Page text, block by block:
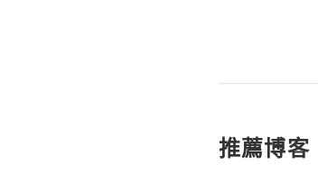
推薦博客